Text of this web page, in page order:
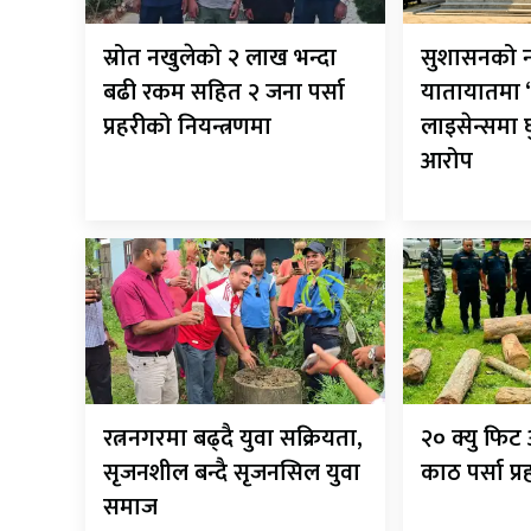
स्रोत नखुलेको २ लाख भन्दा
बढी रकम सहित २ जना पर्सा
प्रहरीको नियन्त्रणमा
सुशासनको
यातायातमा
आरोप
रत्ननगरमा बढ्दै युवा सक्रियता,
सृजनशील बन्दै सृजनसिल युवा
समाज
२० क्यु
काठ पर्सा